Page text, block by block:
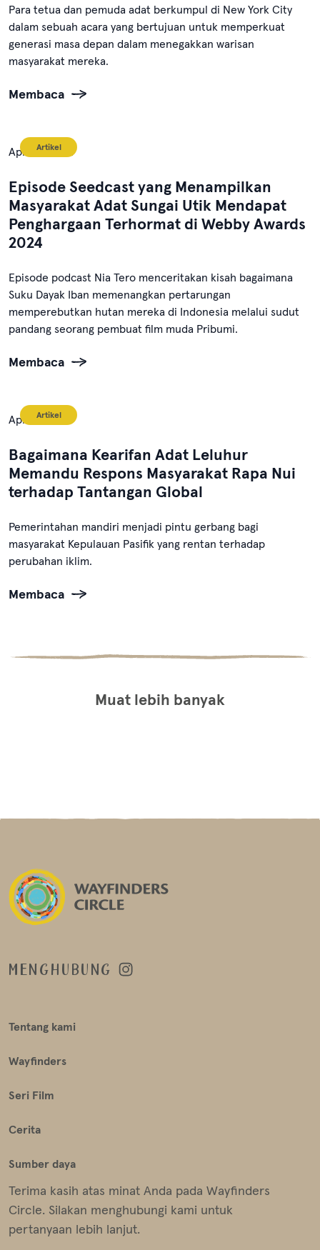
Para tetua dan pemuda adat berkumpul di New York City
dalam sebuah acara yang bertujuan untuk memperkuat
generasi masa depan dalam menegakkan warisan
masyarakat mereka.
Membaca
Artikel
April 18, 2024
Episode Seedcast yang Menampilkan
Masyarakat Adat Sungai Utik Mendapat
Penghargaan Terhormat di Webby Awards
2024
Episode podcast Nia Tero menceritakan kisah bagaimana
Suku Dayak Iban memenangkan pertarungan
memperebutkan hutan mereka di Indonesia melalui sudut
pandang seorang pembuat film muda Pribumi.
Membaca
Artikel
April 17, 2024
Bagaimana Kearifan Adat Leluhur
Memandu Respons Masyarakat Rapa Nui
terhadap Tantangan Global
Pemerintahan mandiri menjadi pintu gerbang bagi
masyarakat Kepulauan Pasifik yang rentan terhadap
perubahan iklim.
Membaca
Muat lebih banyak
MENGHUBUNG
Tentang kami
Wayfinders
Seri Film
Cerita
Sumber daya
Terima kasih atas minat Anda pada Wayfinders
Circle. Silakan menghubungi kami untuk
pertanyaan lebih lanjut.